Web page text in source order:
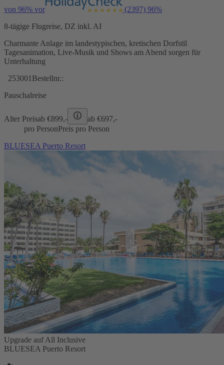
von 96% vor (2397) 96%
8-tägige Flugreise, DZ inkl. AI
Charmante Anlage im landestypischen, kretischen Dorfstil
Tagesanimation, Live-Musik und Shows am Abend sorgen für
Unterhaltung
253001 Bestellnr.:
Pauschalreise
Alter Preisab €899,- ab €697,-
pro PersonPreis pro Person
BLUESEA Puerto Resort
Upgrade auf All Inclusive
BLUESEA Puerto Resort